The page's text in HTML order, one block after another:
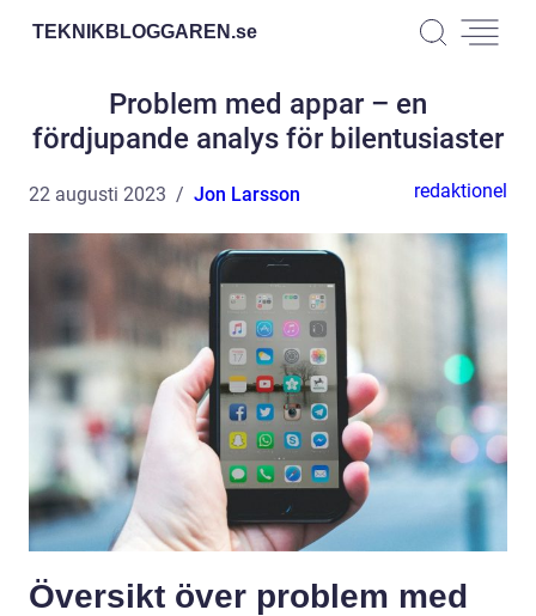
TEKNIKBLOGGAREN.se
Problem med appar – en
fördjupande analys för bilentusiaster
22 augusti 2023 Jon Larsson redaktionel
Översikt över problem med